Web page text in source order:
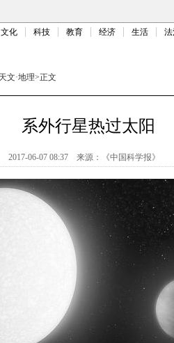
文化 科技 教育 经济 生活
天文·地理>正文
系外行星热过太阳
2017-06-07 08:37 来源： 《中国科学报》